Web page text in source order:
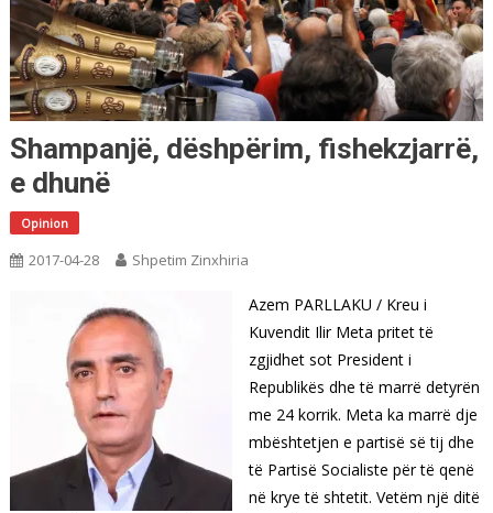
Shampanjë, dëshpërim, fishekzjarrë,
e dhunë
Opinion
2017-04-28 Shpetim Zinxhiria
Azem PARLLAKU / Kreu i
Kuvendit Ilir Meta pritet të
zgjidhet sot President i
Republikës dhe të marrë detyrën
me 24 korrik. Meta ka marrë dje
mbështetjen e partisë së tij dhe
të Partisë Socialiste për të qenë
në krye të shtetit. Vetëm një ditë